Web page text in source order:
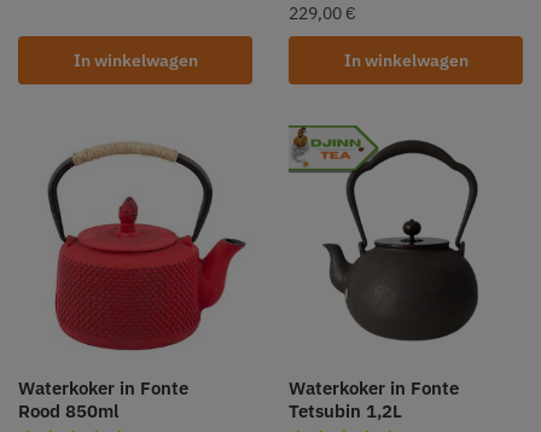
In winkelwagen
229,00 €
In winkelwagen
Waterkoker in Fonte
Rood 850ml
Waterkoker in Fonte
Tetsubin 1,2L